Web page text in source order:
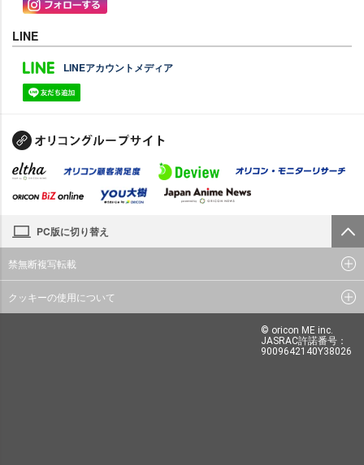
LINE
LINEアカウントメディア
PC版に切り替え
禁無断複写転載
クッキーの使用について
© oricon ME inc.
JASRAC許諾番号：
9009642140Y38026